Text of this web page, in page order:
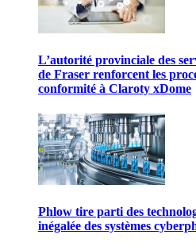
L’autorité provinciale des
de Fraser renforcent les
conformité à Claroty xDome
Phlow tire parti des
inégalée des systèmes